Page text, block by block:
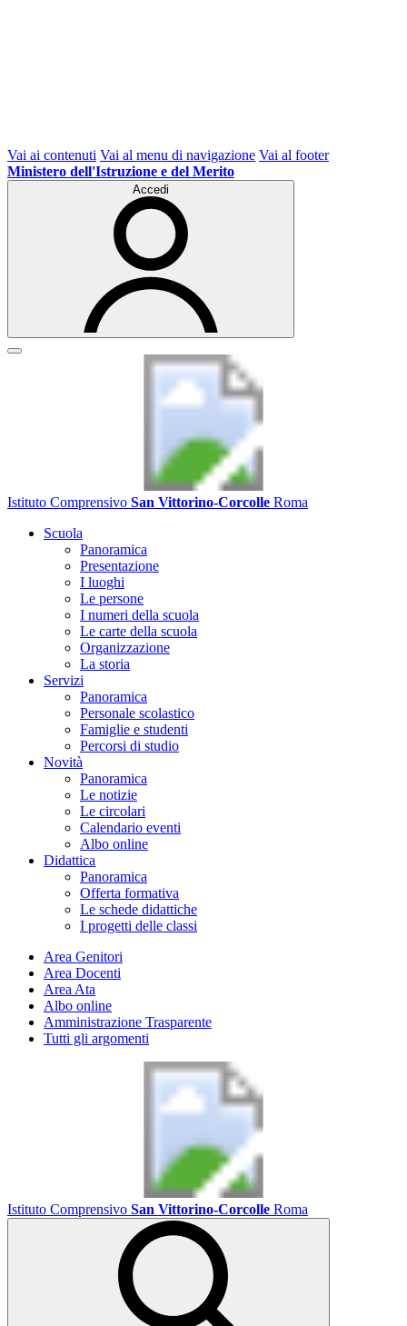
Vai ai contenuti Vai al menu di navigazione Vai al footer
Ministero dell'Istruzione e del Merito
Accedi
Istituto Comprensivo San Vittorino-Corcolle Roma
Scuola
Panoramica
Presentazione
I luoghi
Le persone
I numeri della scuola
Le carte della scuola
Organizzazione
La storia
Servizi
Panoramica
Personale scolastico
Famiglie e studenti
Percorsi di studio
Novità
Panoramica
Le notizie
Le circolari
Calendario eventi
Albo online
Didattica
Panoramica
Offerta formativa
Le schede didattiche
I progetti delle classi
Area Genitori
Area Docenti
Area Ata
Albo online
Amministrazione Trasparente
Tutti gli argomenti
Istituto Comprensivo San Vittorino-Corcolle Roma